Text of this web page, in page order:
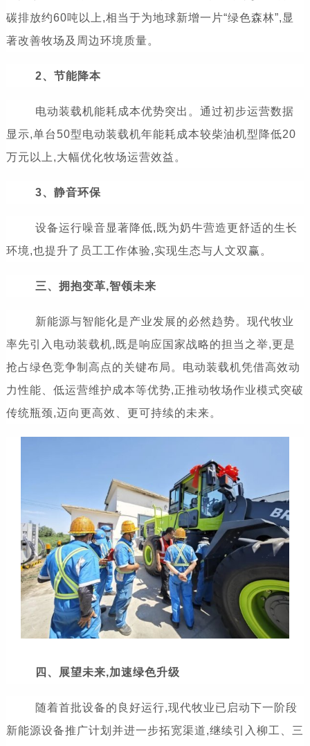
碳排放约60吨以上,相当于为地球新增一片“绿色森林”,显
著改善牧场及周边环境质量。
2、节能降本
电动装载机能耗成本优势突出。通过初步运营数据
显示,单台50型电动装载机年能耗成本较柴油机型降低20
万元以上,大幅优化牧场运营效益。
3、静音环保
设备运行噪音显著降低,既为奶牛营造更舒适的生长
环境,也提升了员工工作体验,实现生态与人文双赢。
三、拥抱变革,智领未来
新能源与智能化是产业发展的必然趋势。现代牧业
率先引入电动装载机,既是响应国家战略的担当之举,更是
抢占绿色竞争制高点的关键布局。电动装载机凭借高效动
力性能、低运营维护成本等优势,正推动牧场作业模式突破
传统瓶颈,迈向更高效、更可持续的未来。
四、展望未来,加速绿色升级
随着首批设备的良好运行,现代牧业已启动下一阶段
新能源设备推广计划并进一步拓宽渠道,继续引入柳工、三